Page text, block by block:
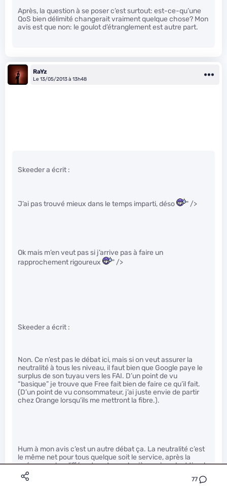
77
Après, la question à se poser c’est surtout: est-ce-qu’une
QoS bien délimité changerait vraiment quelque chose? Mon
avis est que non: le goulot d’étranglement est autre part.
RaYz
Le 13/05/2013 à 13h48
Skeeder a écrit :
J’ai pas trouvé mieux dans le temps imparti, déso " />
Ok mais m’en veut pas si j’arrive pas à faire un
rapprochement rigoureux
" />
Skeeder a écrit :
Non. Ce n’est pas le débat ici, mais si on veut assurer la
neutralité à tous les niveau, il faut bien que Google paye le
surplus de son tuyau vers les FAI. D’un point de vu
“basique” je trouve que Free fait bien de faire ce qu’il fait.
(D’un point de vu consommateur, j’ai juste envie de partir
chez Orange lorsqu’ils me mettront la fibre.).
Hum à mon avis c’est un autre débat ça. La neutralité c’est
le même net pour tous quelque soit le service, après la
guéguerre des différents acteurs derrière qui veulent tirer la
couverture vers eux c’est pas tellement évident.